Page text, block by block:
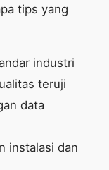
tips yang
industri
teruji
data
instalasi dan